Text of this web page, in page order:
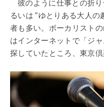
彼のように仕事との折
るいは “ゆとりある大人の
者も多い。ボーカリスト
はインターネットで「ジ
探していたところ、東京倶